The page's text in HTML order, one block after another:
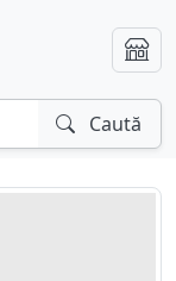
Caută